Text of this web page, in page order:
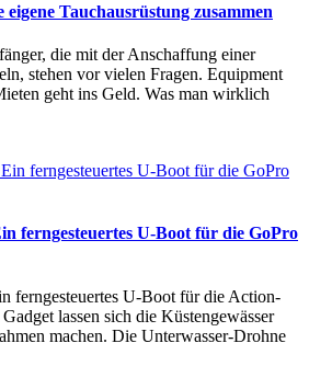
Tauchausrüstung zusammen
die mit der Anschaffung einer
stehen vor vielen Fragen. Equipment
geht ins Geld. Was man wirklich
ferngesteuertes U-Boot für die GoPro
ferngesteuertes U-Boot für die Action-
lassen sich die Küstengewässer
machen. Die Unterwasser-Drohne